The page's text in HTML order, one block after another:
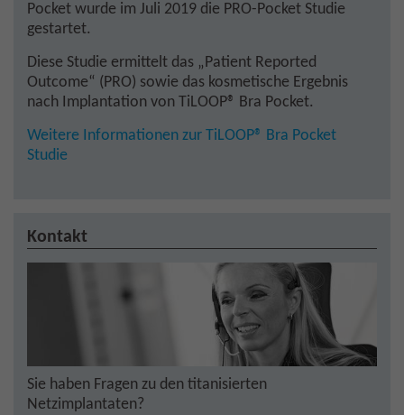
Pocket wurde im Juli 2019 die PRO-Pocket Studie
gestartet.
Diese Studie ermittelt das „Patient Reported
Outcome“ (PRO) sowie das kosmetische Ergebnis
nach Implantation von TiLOOP® Bra Pocket.
Weitere Informationen zur TiLOOP® Bra Pocket
Studie
Kontakt
Sie haben Fragen zu den titanisierten
Netzimplantaten?